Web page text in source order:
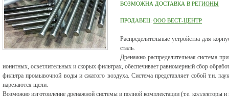
ВОЗМОЖНА ДОСТАВКА В РЕГИОНЫ
ПРОДАВЕЦ: ООО ВЕСТ-ЦЕНТР
Распределительные устройства для
сталь.
Дренажно распределительная система
ионитных, осветлительных и скорых фильтрах, обеспечивает равномерный сбор
фильтра промывочной воды и сжатого воздуха. Система представляет собой т.н.
нарезаются щели.
Возможно изготовление дренажной системы в полной комплектации (т.е. коллекторы и